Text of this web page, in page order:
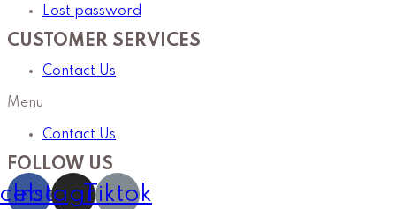
Lost password
CUSTOMER SERVICES
Contact Us
Menu
Contact Us
FOLLOW US
Instagram
Tiktok